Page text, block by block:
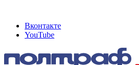
Вконтакте
YouTube